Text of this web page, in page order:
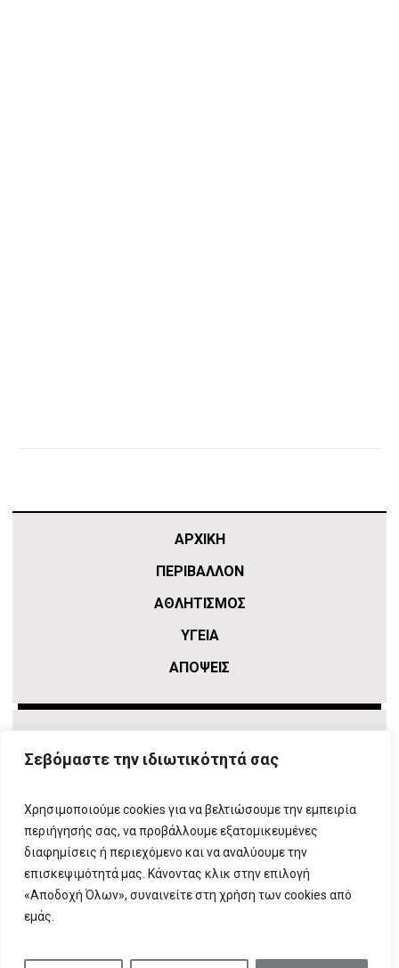
Σεβόμαστε την ιδιωτικότητά σας
Χρησιμοποιούμε cookies για να βελτιώσουμε την εμπειρία
περιήγησής σας, να προβάλλουμε εξατομικευμένες
διαφημίσεις ή περιεχόμενο και να αναλύουμε την
επισκεψιμότητά μας. Κάνοντας κλικ στην επιλογή
«Αποδοχή Όλων», συναινείτε στη χρήση των cookies από
εμάς.
ΑΡΧΙΚΗ
ΠΕΡΙΒΑΛΛΟΝ
ΑΘΛΗΤΙΣΜΌΣ
ΥΓΕΙΑ
ΑΠΟΨΕΙΣ
T: 210 666 3993 E: info@attikovima.gr
ΠΛΗΡΟΦΟΡΙΕΣ
ΦΟΡΜΑ ΕΠΙΚΟΙΝΩΝΙΑΣ
ΔΗΛΩΣΗ ΣΥΜΜΟΡΦΩΣΗΣ